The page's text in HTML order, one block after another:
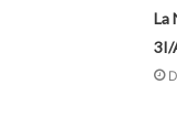
La
3I/